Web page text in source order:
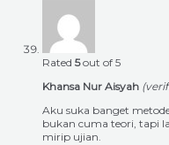
Rated 5out of 5
Khansa Nur Aisyah
Aku suka banget
bukan cuma teori, tapi
mirip ujian.